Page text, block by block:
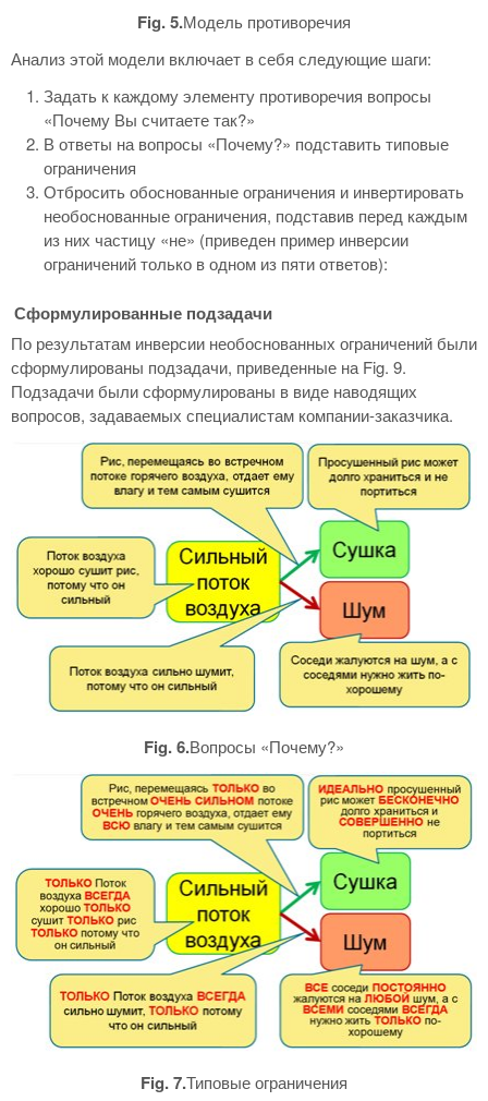
Fig. 5.Модель противоречия
Анализ этой модели включает в себя следующие шаги:
Задать к каждому элементу противоречия вопросы
«Почему Вы считаете так?»
В ответы на вопросы «Почему?» подставить типовые
ограничения
Отбросить обоснованные ограничения и инвертировать
необоснованные ограничения, подставив перед каждым
из них частицу «не» (приведен пример инверсии
ограничений только в одном из пяти ответов):
Сформулированные подзадачи
По результатам инверсии необоснованных ограничений были
сформулированы подзадачи, приведенные на Fig. 9.
Подзадачи были сформулированы в виде наводящих
вопросов, задаваемых специалистам компании-заказчика.
Fig. 6.Вопросы «Почему?»
Fig. 7.Типовые ограничения